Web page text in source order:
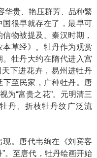
贵、艳压群芳、品种繁
很早就存在了，最早可
物被提及。秦汉时期，
草经》。牡丹作为观赏
牡丹大约在隋代进入宫
下进花卉，易州进牡丹
下至民家，广种牡丹。唐
为“富贵之花”。元明清三
丹、折枝牡丹纹广泛流
。唐代韦绚在《刘宾客
。至唐代，牡丹绘画开始